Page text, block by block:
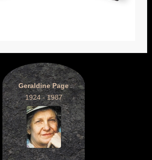
Geraldine Page
1924 - 1987